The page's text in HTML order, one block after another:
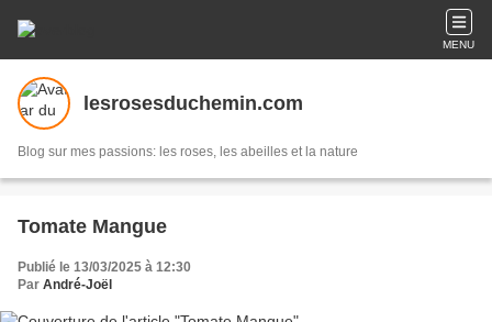
MENU
lesrosesduchemin.com
Blog sur mes passions: les roses, les abeilles et la nature
Tomate Mangue
Publié le 13/03/2025 à 12:30
Par André-Joël